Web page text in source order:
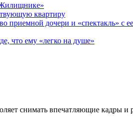
квартиру
приемной дочери и «спектакль» с
что ему «легко на душе»
снимать впечатляющие кадры